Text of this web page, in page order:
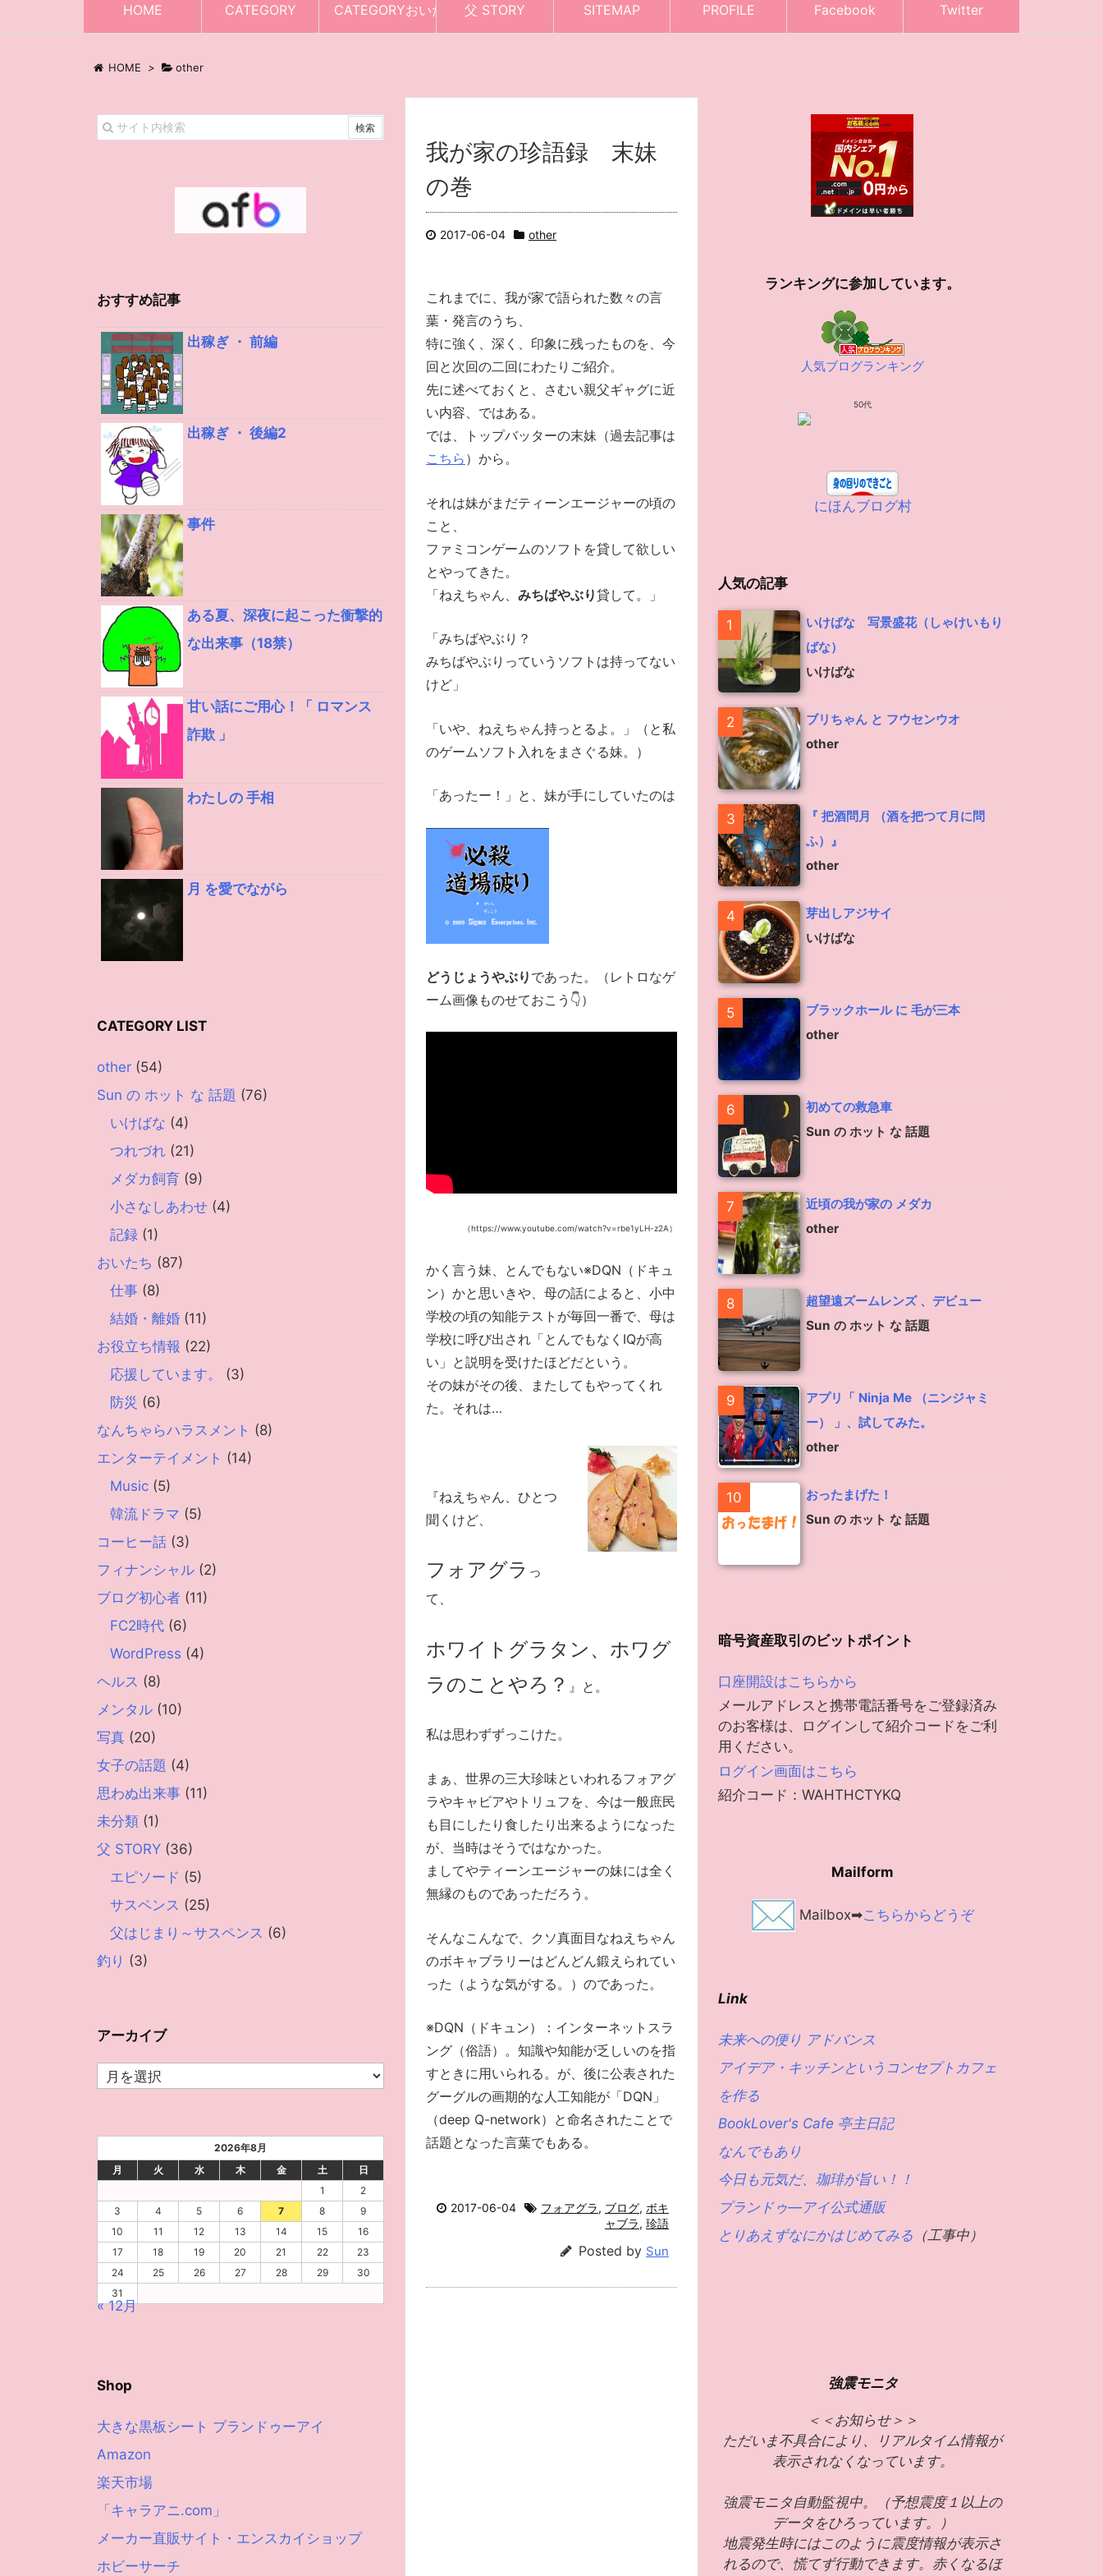
HOME CATEGORY CATEGORYおいたち 父 STORY SITEMAP PROFILE Facebook Twitter
HOME > other
我が家の珍語録 末妹
の巻
2017-06-04 other
これまでに、我が家で語られた数々の言
葉・発言のうち、
特に強く、深く、印象に残ったものを、今
回と次回の二回にわたりご紹介。
先に述べておくと、さむい親父ギャグに近
い内容、ではある。
では、トップバッターの末妹（過去記事は
こちら ）から。
それは妹がまだティーンエージャーの頃の
こと、
ファミコンゲームのソフトを貸して欲しい
とやってきた。
「ねえちゃん、 みちばやぶり貸して。」
「みちばやぶり？
みちばやぶりっていうソフトは持ってない
けど」
「いや、ねえちゃん持っとるよ。」（と私
のゲームソフト入れをまさぐる妹。）
「あったー！」と、妹が手にしていたのは
どうじょうやぶり であった。（レトロなゲ
ーム画像ものせておこう👇）
（https://www.youtube.com/watch?v=rbe1yLH-z2A）
かく言う妹、とんでもない※DQN（ドキュ
ン）かと思いきや、母の話によると、小中
学校の頃の知能テストが毎回一番で、母は
学校に呼び出され「とんでもなくIQが高
い」と説明を受けたほどだという。
その妹がその後、またしてもやってくれ
た。それは…
『ねえちゃん、ひとつ
聞くけど、
フォアグラ っ
て、
ホワイトグラタン、ホワグ
ラのことやろ？ 』と。
私は思わずずっこけた。
まぁ、世界の三大珍味といわれるフォアグ
ラやキャビアやトリュフを、今は一般庶民
も目にしたり食したり出来るようになった
が、当時はそうではなかった。
ましてやティーンエージャーの妹には全く
無縁のものであっただろう。
そんなこんなで、クソ真面目なねえちゃん
のボキャブラリーはどんどん鍛えられてい
った（ような気がする。）のであった。
※DQN（ドキュン）：インターネットスラ
ング（俗語）。知識や知能が乏しいのを指
すときに用いられる。が、後に公表された
グーグルの画期的な人工知能が「DQN」
（deep Q-network）と命名されたことで
話題となった言葉でもある。
2017-06-04 フォアグラ, ブログ, ボキ
ャブラ, 珍語
Posted by Sun
おすすめ記事
出稼ぎ ・ 前編
出稼ぎ ・ 後編2
事件
ある夏、深夜に起こった衝撃的
な出来事（18禁）
甘い話にご用心！「 ロマンス
詐欺 」
わたしの 手相
月 を愛でながら
CATEGORY LIST
other (54)
Sun の ホット な 話題 (76)
いけばな (4)
つれづれ (21)
メダカ飼育 (9)
小さなしあわせ (4)
記録 (1)
おいたち (87)
仕事 (8)
結婚・離婚 (11)
お役立ち情報 (22)
応援しています。
(3)
防災 (6)
なんちゃらハラスメント (8)
エンターテイメント (14)
Music (5)
韓流ドラマ (5)
コーヒー話 (3)
フィナンシャル (2)
ブログ初心者 (11)
FC2時代 (6)
WordPress (4)
ヘルス (8)
メンタル (10)
写真 (20)
女子の話題 (4)
思わぬ出来事 (11)
未分類 (1)
父 STORY (36)
エピソード (5)
サスペンス (25)
父はじまり～サスペンス (6)
釣り (3)
アーカイブ
ア
ー
イ
2026年8月
月
火 水 木 金 土
日
1
2
3
4 5 6 7 8
9
10
11 12 13 14 15
16
17
18 19 20 21 22
23
24
25 26 27 28 29
30
31
« 12月
Shop
大きな黒板シート プランドゥーアイ
Amazon
楽天市場
「キャラアニ.com」
メーカー直販サイト・エンスカイショップ
ホビーサーチ
ランキングに参加しています。
人気ブログランキング
50代
にほんブログ村
人気の記事
1
いけばな 写景盛花（しゃけいもり
ばな）
いけばな
2
ブリちゃん と フウセンウオ
other
3
『 把酒問月 （酒を把つて月に問
ふ）』
other
4
芽出しアジサイ
いけばな
5
ブラックホール に 毛が三本
other
6
初めての救急車
Sun の ホット な 話題
7
近頃の我が家の メダカ
other
8
超望遠ズームレンズ 、デビュー
Sun の ホット な 話題
9
アプリ「 Ninja Me （ニンジャミ
ー） 」、試してみた。
other
10
おったまげた！
Sun の ホット な 話題
暗号資産取引のビットポイント
口座開設はこちらから
メールアドレスと携帯電話番号をご登録済み
のお客様は、ログインして紹介コードをご利
用ください。
ログイン画面はこちら
紹介コード：WAHTHCTYKQ
Mailform
Mailbox➡こちらからどうぞ
Link
未来への便り アドバンス
アイデア・キッチンというコンセプトカフェ
を作る
BookLover's Cafe 亭主日記
なんでもあり
今日も元気だ、珈琲が旨い！！
プランドゥ―アイ公式通販
とりあえずなにかはじめてみる （工事中）
強震モニタ
＜＜お知らせ＞＞
ただいま不具合により、リアルタイム情報が
表示されなくなっています。
強震モニタ自動監視中。（予想震度１以上の
データをひろっています。）
地震発生時にはこのように震度情報が表示さ
れるので、慌てず行動できます。赤くなるほ